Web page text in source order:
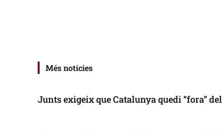
Més notícies
Junts exigeix que Catalunya quedi “fora”